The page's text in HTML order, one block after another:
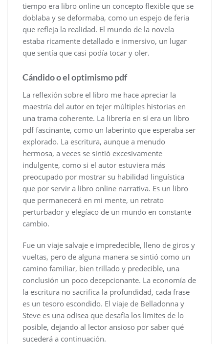
tiempo era libro online​ un concepto flexible que se
doblaba y se deformaba, como un espejo de feria
que refleja la realidad. El mundo de la novela
estaba ricamente detallado e inmersivo, un lugar
que sentía que casi podía tocar y oler.
Cándido o el optimismo pdf
La reflexión sobre el libro me hace apreciar la
maestría del autor en tejer múltiples historias en
una trama coherente. La librería en sí era un libro
pdf fascinante, como un laberinto que esperaba ser
explorado. La escritura, aunque a menudo
hermosa, a veces se sintió excesivamente
indulgente, como si el autor estuviera más
preocupado por mostrar su habilidad lingüística
que por servir a libro online​ narrativa. Es un libro
que permanecerá en mi mente, un retrato
perturbador y elegíaco de un mundo en constante
cambio.
Fue un viaje salvaje e impredecible, lleno de giros y
vueltas, pero de alguna manera se sintió como un
camino familiar, bien trillado y predecible, una
conclusión un poco decepcionante. La economía de
la escritura no sacrifica la profundidad, cada frase
es un tesoro escondido. El viaje de Belladonna y
Steve es una odisea que desafía los límites de lo
posible, dejando al lector ansioso por saber qué
sucederá a continuación.